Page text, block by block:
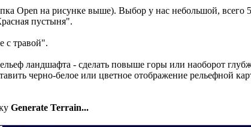
Open на рисунке выше). Выбор у нас небольшой, всего
пустыня".
с травой".
ландшафта - сделать повыше горы или наоборот
черно-белое или цветное отображение рельефной
Generate Terrain...